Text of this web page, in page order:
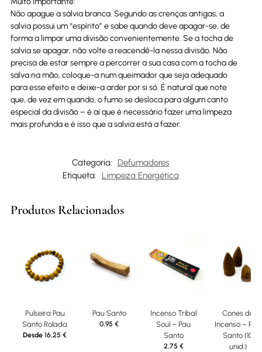
Não apague a sálvia branca. Segundo as crenças antigas, a
salvia possui um “espírito” e sabe quando deve apagar-se, de
forma a limpar uma divisão convenientemente. Se a tocha de
salvia se apagar, não volte a reacendê-la nessa divisão. Não
precisa de estar sempre a percorrer a sua casa com a tocha de
salva na mão, coloque-a num queimador que seja adequado
para esse efeito e deixe-a arder por si só. É natural que note
que, de vez em quando, o fumo se desloca para algum canto
especial da divisão – é aí que é necessário fazer uma limpeza
mais profunda e é isso que a salvia está a fazer.
Categoria:
Defumadores
Etiqueta:
Limpeza Energética
Produtos Relacionados
Pulseira Pau
Santo Rolada
Desde16,25€
Pau Santo
0,95€
Incenso Tribal
Soul – Pau
Santo
2,75 €
Cones de
Incenso – Pau
Santo (10
unid.)